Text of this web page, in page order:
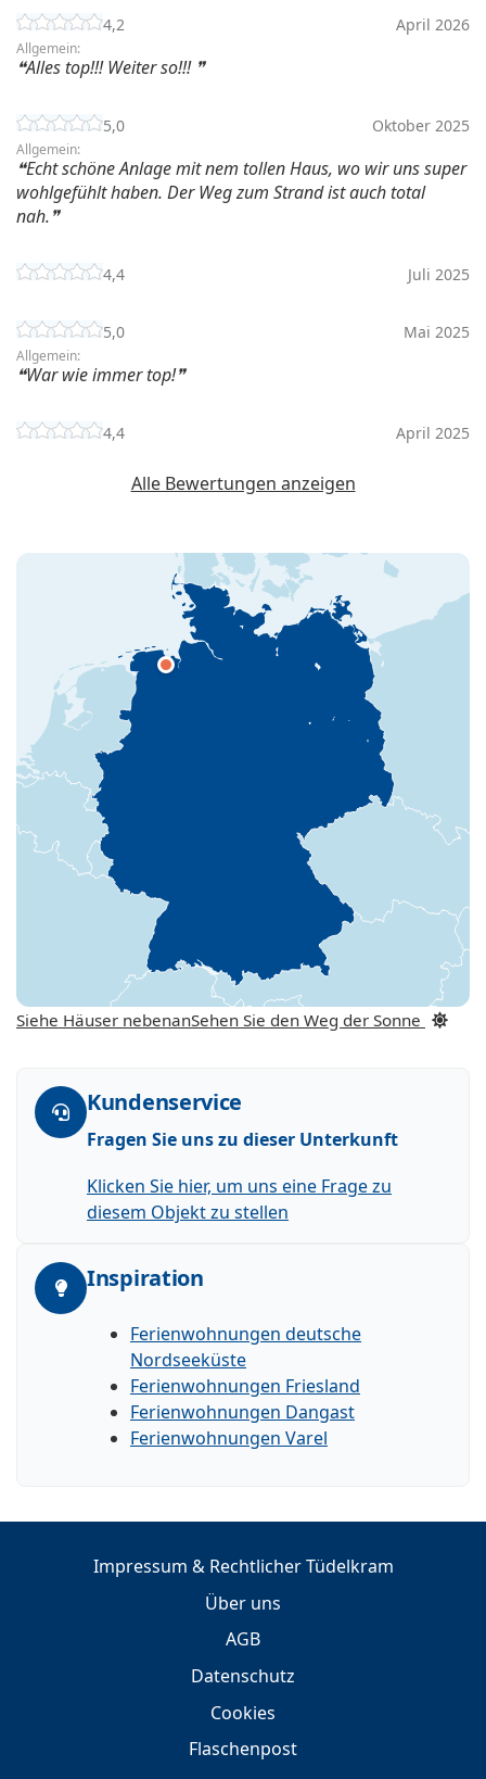
4,2 April 2026
Allgemein:
Alles top!!! Weiter so!!!
5,0 Oktober 2025
Allgemein:
Echt schöne Anlage mit nem tollen Haus, wo wir uns super
wohlgefühlt haben. Der Weg zum Strand ist auch total
nah.
4,4 Juli 2025
5,0 Mai 2025
Allgemein:
War wie immer top!
4,4 April 2025
Alle Bewertungen anzeigen
Siehe Häuser nebenanSehen Sie den Weg der Sonne
Kundenservice
Fragen Sie uns zu dieser Unterkunft
Klicken Sie hier, um uns eine Frage zu
diesem Objekt zu stellen
Inspiration
Ferienwohnungen deutsche
Nordseeküste
Ferienwohnungen Friesland
Ferienwohnungen Dangast
Ferienwohnungen Varel
Impressum & Rechtlicher Tüdelkram
Über uns
AGB
Datenschutz
Cookies
Flaschenpost